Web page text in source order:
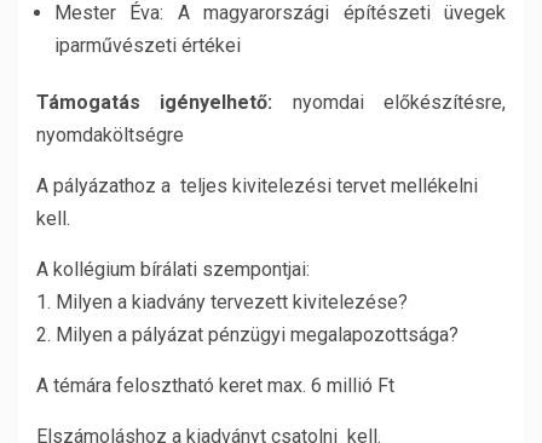
Mester Éva: A magyarországi építészeti üvegek
iparművészeti értékei
Támogatás igényelhető: nyomdai előkészítésre,
nyomdaköltségre
A pályázathoz a teljes kivitelezési tervet mellékelni
kell.
A kollégium bírálati szempontjai:
1. Milyen a kiadvány tervezett kivitelezése?
2. Milyen a pályázat pénzügyi megalapozottsága?
A témára felosztható keret max. 6 millió Ft
Elszámoláshoz a kiadványt csatolni kell.